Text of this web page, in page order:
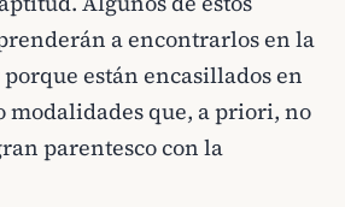
a encontrarlos en la
están encasillados en
modalidades que, a priori, no
parentesco con la